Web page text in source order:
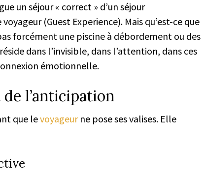
un séjour « correct » d’un séjour
(Guest Experience). Mais qu’est-ce que
forcément une piscine à débordement ou des
dans l’invisible, dans l’attention, dans ces
émotionnelle.
de l’anticipation
que levoyageurne pose ses valises. Elle